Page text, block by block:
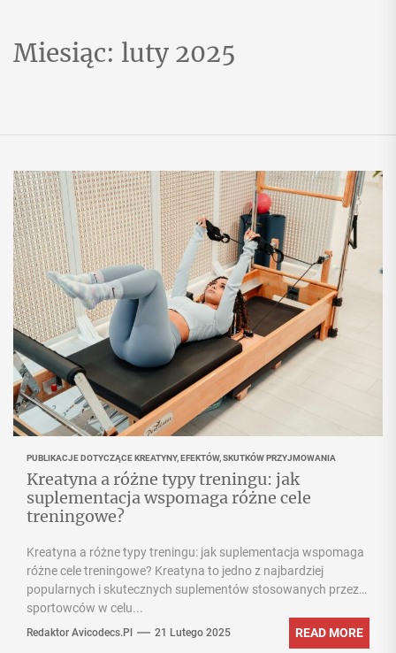
Miesiąc: luty 2025
PUBLIKACJE DOTYCZĄCE KREATYNY, EFEKTÓW, SKUTKÓW PRZYJMOWANIA
Kreatyna a różne typy treningu: jak
suplementacja wspomaga różne cele
treningowe?
Kreatyna a różne typy treningu: jak suplementacja wspomaga
różne cele treningowe? Kreatyna to jedno z najbardziej
popularnych i skutecznych suplementów stosowanych przez
sportowców w celu...
Redaktor Avicodecs.pl 21 Lutego 2025 READ MORE